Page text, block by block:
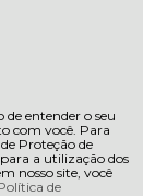
entender o seu
com você. Para
Proteção de
a utilização dos
nosso site, você
de